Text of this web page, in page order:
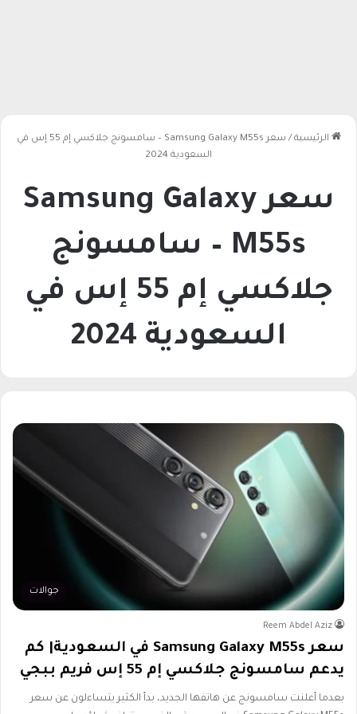
الرئيسية /
سعر Samsung Galaxy M55s – سامسونج جلاكسي إم 55 إس في
السعودية 2024
سعر Samsung Galaxy
M55s – سامسونج
جلاكسي إم 55 إس في
السعودية 2024
جوالات
Reem Abdel Aziz
سعر Samsung Galaxy M55s في السعودية| كم
يدعم سامسونج جلاكسي إم 55 إس فريم ببجي
بعدما أعلنت سامسونج عن هاتفها الجديد، بدأ الكثير يتساءلون عن سعر